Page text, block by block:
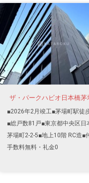
ザ・パークハビオ日本橋茅
■2026年2月竣工■茅場町駅徒
■総戸数81戸■東京都中央区日
茅場町2-2-5■地上10階 RC造■
手数料無料・礼金0